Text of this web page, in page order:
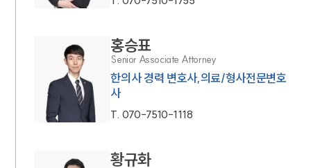
홍승표
Senior Associate Attorney
한의사 경력 변호사,의료/형사전문변호
사
T. 070-7510-1118
황규화